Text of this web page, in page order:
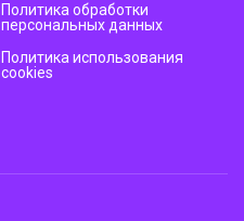
Политика обработки
персональных данных
Политика использования
cookies